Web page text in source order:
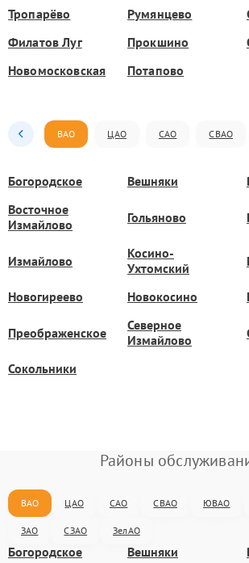
Тропарёво Румянцево
Филатов Луг
Прокшино
Новомосковская
Потапово
ВАО ЦАО САО СВАО
Богородское Вешняки
Восточное
Измайлово
Гольяново
Измайлово
Косино-
Ухтомский
Новогиреево Новокосино
Преображенское
Северное
Измайлово
Сокольники
Районы
ВАО ЦАО САО СВАО ЮВАО
ЗАО СЗАО ЗелАО
Богородское Вешняки